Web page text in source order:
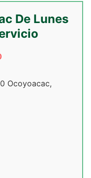
De Lunes
Ocoyoacac,